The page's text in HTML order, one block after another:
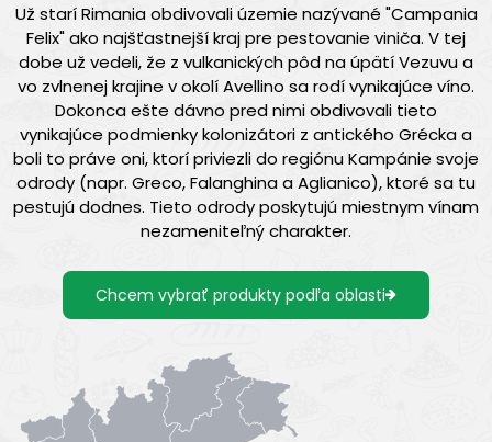
Už starí Rimania obdivovali územie nazývané "Campania
Felix" ako najšťastnejší kraj pre pestovanie viniča. V tej
dobe už vedeli, že z vulkanických pôd na úpätí Vezuvu a
vo zvlnenej krajine v okolí Avellino sa rodí vynikajúce víno.
Dokonca ešte dávno pred nimi obdivovali tieto
vynikajúce podmienky kolonizátori z antického Grécka a
boli to práve oni, ktorí priviezli do regiónu Kampánie svoje
odrody (napr. Greco, Falanghina a Aglianico), ktoré sa tu
pestujú dodnes. Tieto odrody poskytujú miestnym vínam
nezameniteľný charakter.
Chcem vybrať produkty podľa oblasti